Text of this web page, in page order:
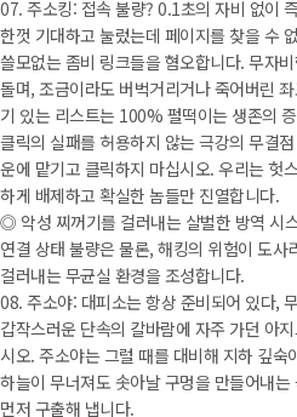
07. 주소킹: 접속 불량? 0.1초의 자비 없이
한껏 기대하고 눌렀는데 페이지를 찾을 수
쓸모없는 좀비 링크들을 혐오합니다. 무자
돌며, 조금이라도 버벅거리거나 죽어버린
기 있는 리스트는 100% 펄떡이는 생존의
클릭의 실패를 허용하지 않는 극강의 무결
운에 맡기고 클릭하지 마십시오. 우리는 헛
하게 배제하고 확실한 놈들만 진열합니다.
◎ 악성 찌꺼기를 걸러내는 살벌한 방역 시
연결 상태 불량은 물론, 해킹의 위험이 도사
걸러내는 무균실 환경을 조성합니다.
08. 주소야: 대피소는 항상 준비되어 있다,
갑작스러운 단속의 칼바람에 자주 가던 아
시오. 주소야는 그럴 때를 대비해 지하 깊
하늘이 무너져도 솟아날 구멍을 만들어내
먼저 구출해 냅니다.